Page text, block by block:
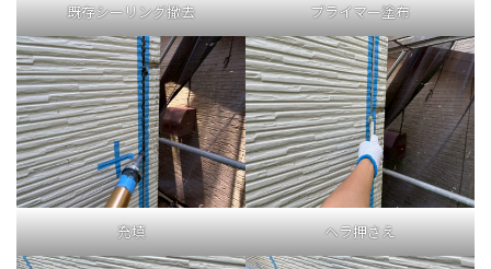
既存シーリング撤去 プライマー塗布
充填 ヘラ押さえ